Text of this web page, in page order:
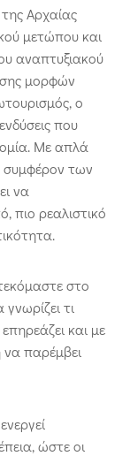
Αρχαίας
μετώπου και
αναπτυξιακού
μορφών
ο
που
Με απλά
συμφέρον των
να
πιο ρεαλιστικό
στο
τι
και με
να παρέμβει
ώστε οι